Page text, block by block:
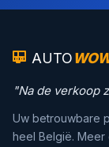
AUTO
"Na de verkoop
Uw betrouwbare
heel België. Meer